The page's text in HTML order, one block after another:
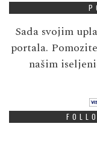
Sada svojim
portala.
našim